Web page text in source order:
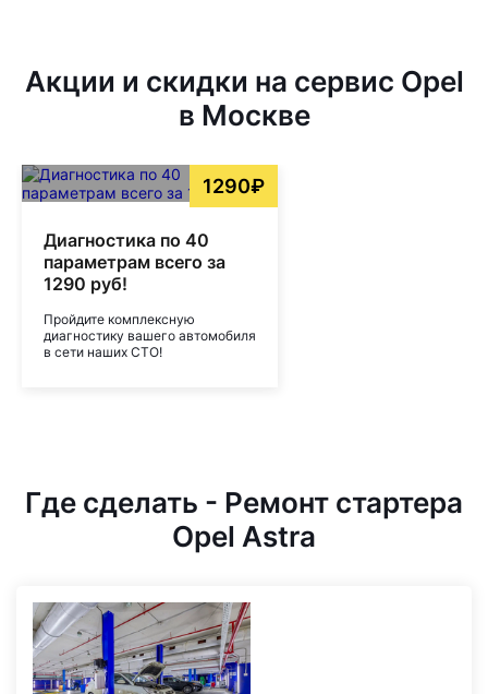
Акции и скидки на сервис Opel
в Москве
1290₽
Диагностика по 40
параметрам всего за
1290 руб!
Пройдите комплексную
диагностику вашего автомобиля
в сети наших СТО!
Где сделать - Ремонт стартера
Opel Astra